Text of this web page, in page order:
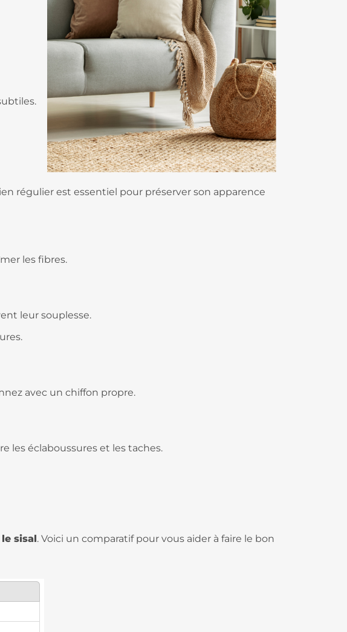
régulier est essentiel pour préserver son apparence
les fibres.
leur souplesse.
avec un chiffon propre.
les éclaboussures et les taches.
sisal. Voici un comparatif pour vous aider à faire le bon